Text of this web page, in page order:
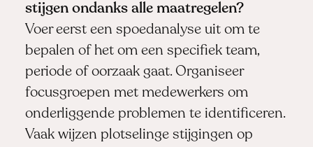
stijgen ondanks alle maatregelen?
Voer eerst een spoedanalyse uit om te
bepalen of het om een specifiek team,
periode of oorzaak gaat. Organiseer
focusgroepen met medewerkers om
onderliggende problemen te identificeren.
Vaak wijzen plotselinge stijgingen op